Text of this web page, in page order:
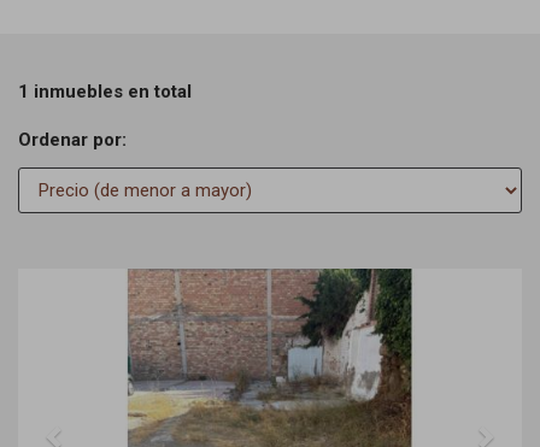
1 inmuebles en total
Ordenar por:
Previous